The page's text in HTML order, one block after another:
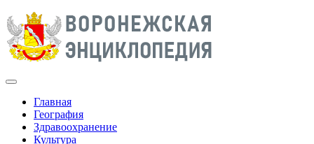
Главная
География
Здравоохранение
Культура